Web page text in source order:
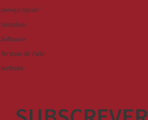
Serviço Social
Simpósio
Software
Terapia da Fala
Website